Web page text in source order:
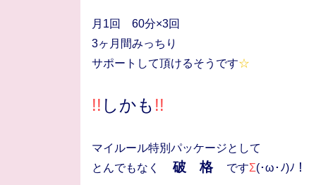
月1回 60分×3回
3ヶ月間みっちり
サポートして頂けるそうです☆
!! しかも !!
マイルール特別パッケージとして
とんでもなく
破 格 ですΣ(･ω･ﾉ)ﾉ！